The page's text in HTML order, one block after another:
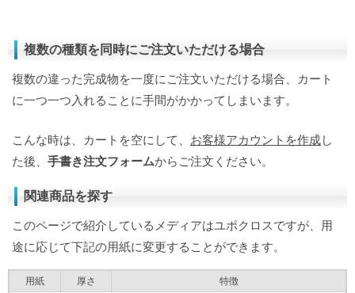
複数の種類を同時にご注文いただける場合
複数の違った完成物を一度にご注文いただける場合、カート
に一つ一つ入れることに手間がかかってしまいます。
こんな時は、カートを空にして、 お客様アカウントを作成し
た後、 手書き注文フォームからご注文ください。
関連商品を探す
このページで紹介しているメディアはユポクロスですが、用
途に応じて下記の用紙に変更することができます。
用紙 厚さ 特徴